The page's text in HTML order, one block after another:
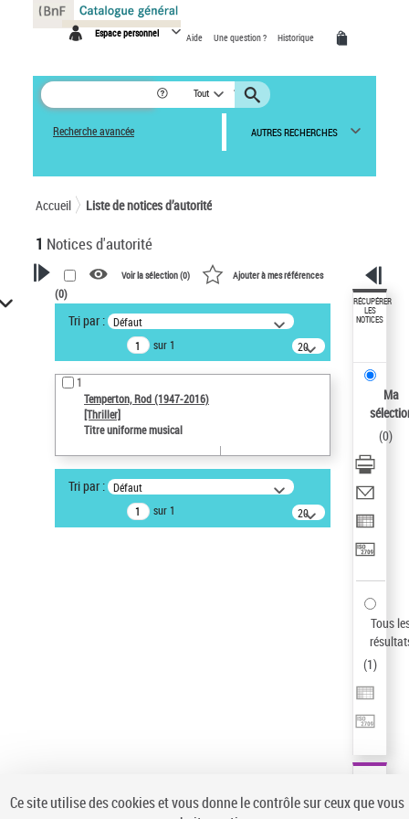
Espace personnel Aide Une question ? Historique
Tout
Recherche avancée AUTRES RECHERCHES
Accueil Liste de notices d’autorité
1 Notices d'autorité
VOTRE RECHERCHE
Recherche avancée dans les
notices d’autorité
Œuvres liées à l'auteur :
Temperton, Rod (1947-2016)
Auteur d’œuvre
Temperton, Rod (1947-2016)
Type de notice d'autorité
Voir la sélection (0) Ajouter à mes références
(0)
Tri par : Défaut
sur 1
20
résultats/page
1
Temperton, Rod (1947-2016)
[Thriller]
Titre uniforme musical
Tri par : Défaut
sur 1
20
résultats/page
RÉCUPÉRER
LES
NOTICES
Ma
(0)
Tous
(1)
Panneau de gestion des cookies
Ce site utilise des cookies et vous donne le contrôle sur ceux que vous